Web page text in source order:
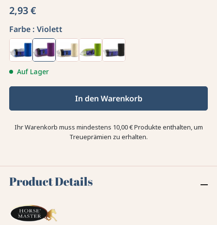
2,93 €
Farbe : Violett
Auf Lager
In den Warenkorb
Ihr Warenkorb muss mindestens 10,00 € Produkte enthalten, um
Treueprämien zu erhalten.
Product Details